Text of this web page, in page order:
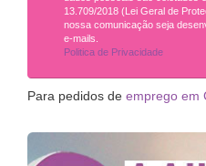
13.709/2018 (Lei Geral de
nossa comunicação seja
e-mails.
Politica de Privacidade
Para pedidos de emprego em